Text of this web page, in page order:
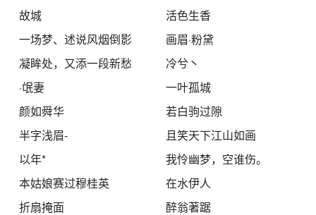
故城
活色生香
一场梦、述说风烟倒影
画眉·粉黛
凝眸处，又添一段新愁
冷兮丶
·氓妻
一叶孤城
颜如舜华
若白驹过隙
半字浅眉-
且笑天下江山如画
以年*
我怜幽梦，空谁伤。
本姑娘赛过穆桂英
在水伊人
折扇掩面
醉翁著踞